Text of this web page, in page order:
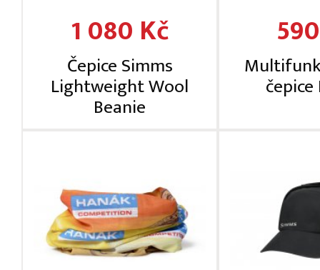
1 080 Kč
Čepice Simms
Lightweight Wool
Beanie